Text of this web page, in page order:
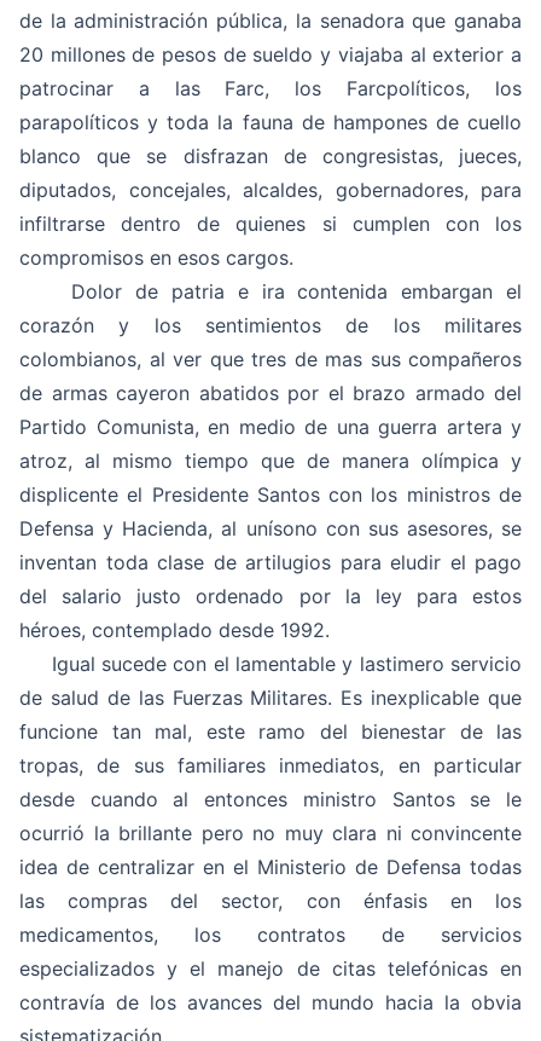
de la administración pública, la senadora que ganaba
20 millones de pesos de sueldo y viajaba al exterior a
patrocinar a las Farc, los Farcpolíticos, los
parapolíticos y toda la fauna de hampones de cuello
blanco que se disfrazan de congresistas, jueces,
diputados, concejales, alcaldes, gobernadores, para
infiltrarse dentro de quienes si cumplen con los
compromisos en esos cargos.
Dolor de patria e ira contenida embargan el
corazón y los sentimientos de los militares
colombianos, al ver que tres de mas sus compañeros
de armas cayeron abatidos por el brazo armado del
Partido Comunista, en medio de una guerra artera y
atroz, al mismo tiempo que de manera olímpica y
displicente el Presidente Santos con los ministros de
Defensa y Hacienda, al unísono con sus asesores, se
inventan toda clase de artilugios para eludir el pago
del salario justo ordenado por la ley para estos
héroes, contemplado desde 1992.
Igual sucede con el lamentable y lastimero servicio
de salud de las Fuerzas Militares. Es inexplicable que
funcione tan mal, este ramo del bienestar de las
tropas, de sus familiares inmediatos, en particular
desde cuando al entonces ministro Santos se le
ocurrió la brillante pero no muy clara ni convincente
idea de centralizar en el Ministerio de Defensa todas
las compras del sector, con énfasis en los
medicamentos, los contratos de servicios
especializados y el manejo de citas telefónicas en
contravía de los avances del mundo hacia la obvia
sistematización.